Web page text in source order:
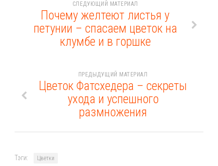
СЛЕДУЮЩИЙ МАТЕРИАЛ
Почему желтеют листья у
петунии – спасаем цветок на
клумбе и в горшке
ПРЕДЫДУЩИЙ МАТЕРИАЛ
Цветок Фатсхедера – секреты
ухода и успешного
размножения
Тэги: Цветки